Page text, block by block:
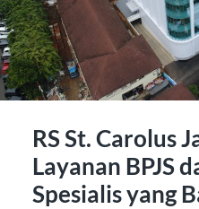
RS St. Carolus
Layanan BPJS
Spesialis yang